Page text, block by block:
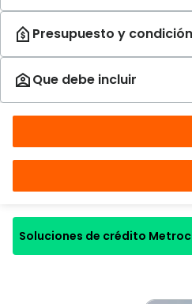
Soluciones de crédito